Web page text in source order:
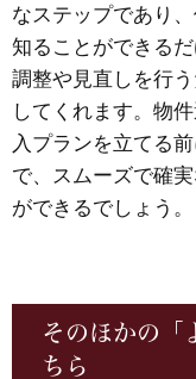
なステップであり
知ることができる
調整や見直しを行
してくれます。物
入プランを立てる
で、スムーズで確
ができるでしょう。
そのほかの「
ちら